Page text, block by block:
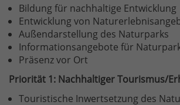
Bildung für nachhaltige Entwicklung
Entwicklung von
Außendarstellung des Naturparks
Informationsangebote für
Präsenz vor Ort
Priorität 1: Nachhaltiger Tourismus/
Touristische Inwertsetzung des